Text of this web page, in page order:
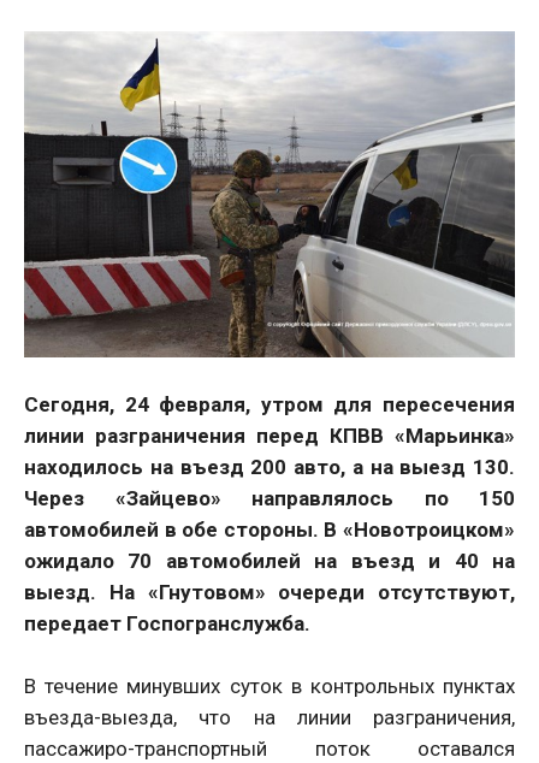
Сегодня, 24 февраля, утром для пересечения
линии разграничения перед КПВВ «Марьинка»
находилось на въезд 200 авто, а на выезд 130.
Через «Зайцево» направлялось по 150
автомобилей в обе стороны. В «Новотроицком»
ожидало 70 автомобилей на въезд и 40 на
выезд. На «Гнутовом» очереди отсутствуют,
передает Госпогранслужба.
В течение минувших суток в контрольных пунктах
въезда-выезда, что на линии разграничения,
пассажиро-транспортный поток оставался